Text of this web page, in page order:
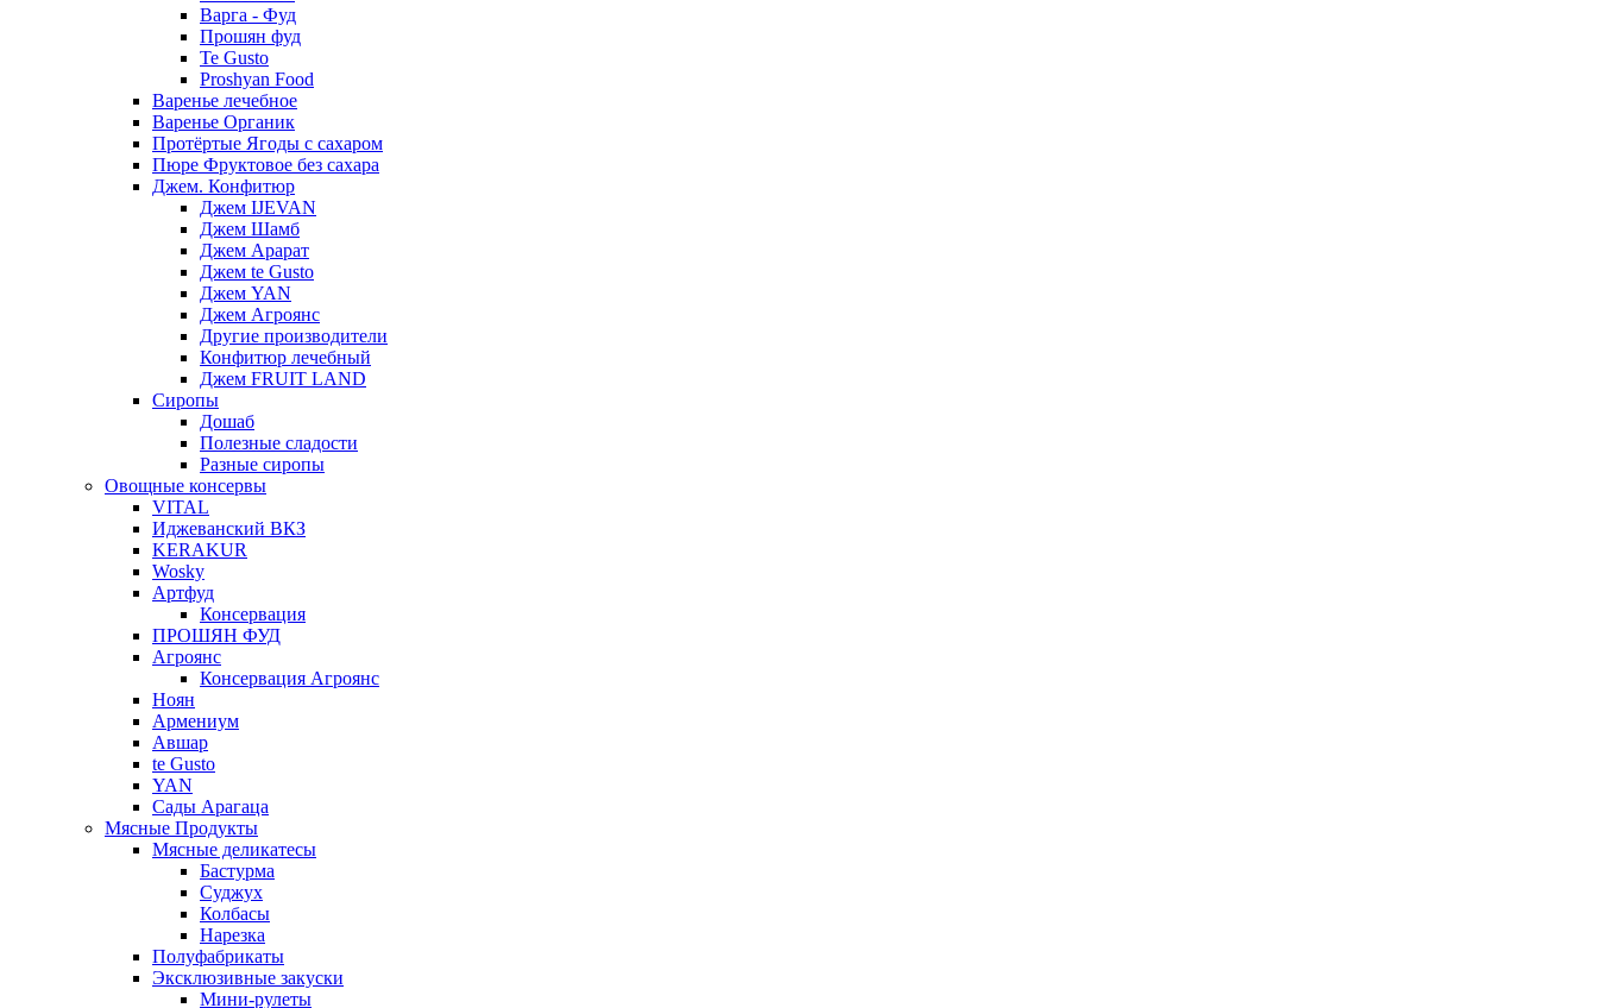
Варга - Фуд
Прошян фуд
Te Gusto
Proshyan Food
Варенье лечебное
Варенье Органик
Протёртые Ягоды с сахаром
Пюре Фруктовое без сахара
Джем. Конфитюр
Джем IJEVAN
Джем Шамб
Джем Арарат
Джем te Gusto
Джем YAN
Джем Агроянс
Другие производители
Конфитюр лечебный
Джем FRUIT LAND
Сиропы
Дошаб
Полезные сладости
Разные сиропы
Овощные консервы
VITAL
Иджеванский ВКЗ
KERAKUR
Wosky
Артфуд
Консервация
ПРОШЯН ФУД
Агроянс
Консервация Агроянс
Ноян
Армениум
Авшар
te Gusto
YAN
Сады Арагаца
Мясные Продукты
Мясные деликатесы
Бастурма
Суджух
Колбасы
Нарезка
Полуфабрикаты
Эксклюзивные закуски
Мини-рулеты